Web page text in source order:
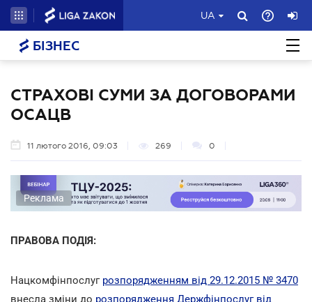
UA
БІЗНЕС
СТРАХОВІ СУМИ ЗА ДОГОВОРАМИ
ОСАЦВ
11 лютого 2016, 09:03 269 0
Реклама
ПРАВОВА ПОДІЯ:
Нацкомфінпослуг розпорядженням від 29.12.2015 № 3470
внесла зміни до розпорядження Держфінпослуг від